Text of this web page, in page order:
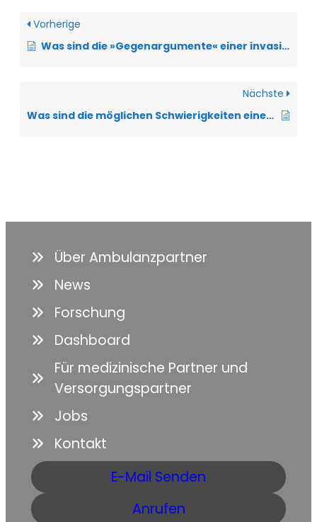
Vorherige
Was sind die »Gegenargumente« einer invasiven Beatmung?
Nächste
Was sind die möglichen Schwierigkeiten einer Maskenbeatmung?
Über Ambulanzpartner
News
Forschung
Dashboard
Für medizinische Partner und
Versorgungspartner
Jobs
Kontakt
E-Mail Senden
Anrufen